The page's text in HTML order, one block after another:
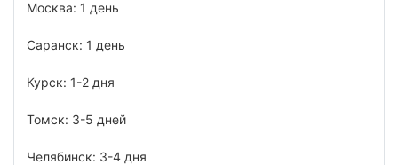
Москва: 1 день
Саранск: 1 день
Курск: 1-2 дня
Томск: 3-5 дней
Челябинск: 3-4 дня